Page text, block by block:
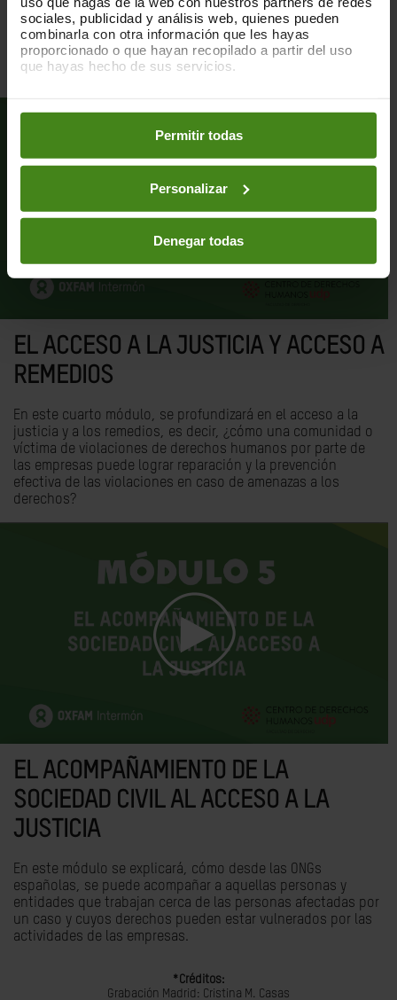
sociales, publicidad y análisis web, quienes pueden
combinarla con otra información que les hayas
proporcionado o que hayan recopilado a partir del uso
que hayas hecho de sus servicios.
preferencias accediendo a nuestraPolítica de Cookieso
en los botones facilitados a continuación:
Permitir todas
Personalizar
Denegar todas
significativa?, ¿quiénes son las partes interesadas?, ¿qué
significa que esta participación sea significativa? y, ¿dónde
se establecen estas obligaciones? Asimismo, se
mencionarán los criterios fundamentales para garantizar una
participación significativa.
EL ACCESO A LA JUSTICIA Y ACCESO A
REMEDIOS
En este cuarto módulo, se profundizará en el acceso a la
justicia y a los remedios, es decir, ¿cómo una comunidad o
víctima de violaciones de derechos humanos por parte de
las empresas puede lograr reparación y la prevención
efectiva de las violaciones en caso de amenazas a los
derechos?
EL ACOMPAÑAMIENTO DE LA
SOCIEDAD CIVIL AL ACCESO A LA
JUSTICIA
En este módulo se explicará, cómo desde las ONGs
españolas, se puede acompañar a aquellas personas y
entidades que trabajan cerca de las personas afectadas por
un caso y cuyos derechos pueden estar vulnerados por las
actividades de las empresas.
*Créditos:
Grabación Madrid: Cristina M. Casas